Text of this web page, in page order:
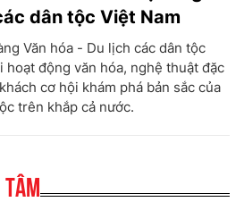
dân tộc Việt Nam
Văn hóa - Du lịch các dân tộc
hoạt động văn hóa, nghệ thuật đặc
cơ hội khám phá bản sắc của
trên khắp cả nước.
tâm